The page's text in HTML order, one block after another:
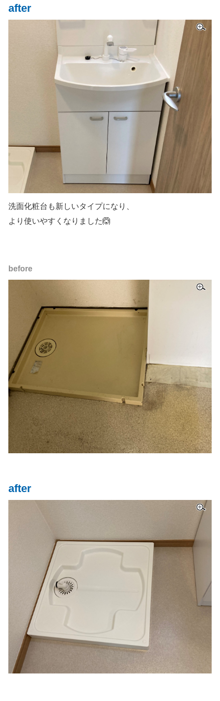
after
洗面化粧台も新しいタイプになり、
より使いやすくなりました🙆
before
after